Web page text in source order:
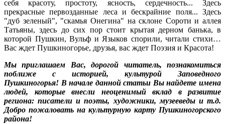
себя красоту, простоту, ясность, сердечность... Здесь
прекрасные первозданные леса и бескрайние поля... Здесь
"дуб зеленый", "скамья Онегина" на склоне Сороти и аллея
Татьяны, здесь до сих пор стоит крытая дерном банька, в
которой Пушкин, Вульф и Языков спорили, читали стихи…
Вас ждет Пушкиногорье, друзья, вас ждет Поэзия и Красота!
Мы приглашаем Вас, дорогой читатель, познакомиться
поближе с историей, культурой Заповедного
Пушкиногорья! В начале данной статьи Вы найдете имена
людей, которые внесли неоценимый вклад в развитие
региона: писатели и поэты, художники, музееведы и т.д.
Добро пожаловать на культурную карту Пушкиногорского
района!